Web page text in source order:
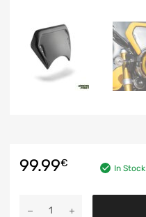
99.99€ In Stock